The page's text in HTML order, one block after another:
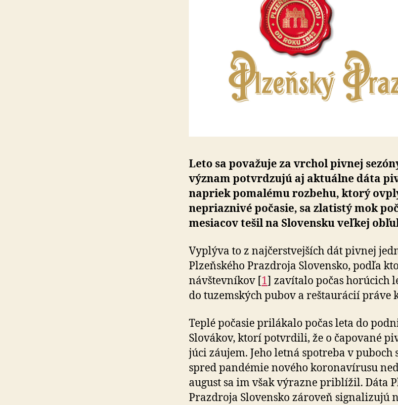
Leto sa považuje za vrchol pivnej
význam potvrdzujú aj aktuálne dáta
napriek po­ma­lému rozbehu, ktorý
nepriaznivé počasie, sa zlatistý mok
mesiacov tešil na Slovensku veľkej
Vyplýva to z najčerstvejších dát pivnej
Plzeňského Prazdroja Slovensko, podľa
návštevníkov [1] zavítalo počas horúcich
do tu­zem­ských pubov a reštau­rácií práve
Teplé počasie prilákalo počas leta do
Slovákov, ktorí potvrdili, že o ča­po­vané
júci záujem. Jeho letná spotreba v puboch
spred pan­démie nového koro­na­ví­rusu
august sa im však výrazne priblížil. Dáta
Prazdroja Slovensko zároveň signa­li­zujú